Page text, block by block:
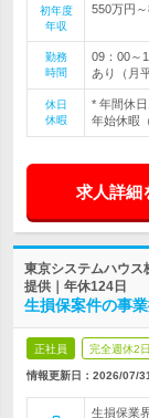
初年度
年収
550万円
勤務
時間
09：00～
あり（月
休日
休暇
* 年間休
年始休暇
求人詳細
東京システムハウス
提供｜年休124日
生損保案件の事
正社員 完全週休2
情報更新日：2026/07/31
生損保業